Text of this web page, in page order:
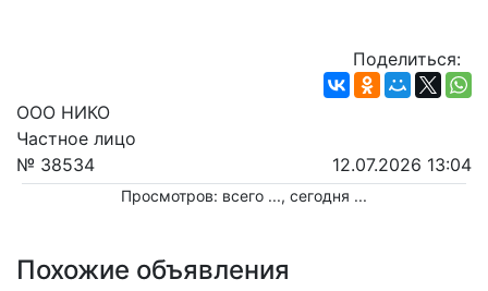
Поделиться:
ООО НИКО
Частное лицо
№ 38534
12.07.2026 13:04
Просмотров: всего ..., сегодня ...
Похожие объявления